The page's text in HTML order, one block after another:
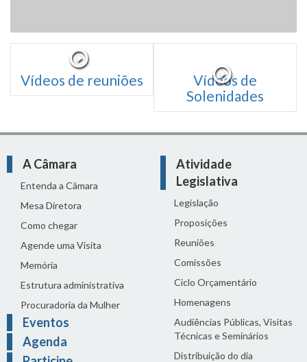
Vídeos de reuniões
Vídeos de
Solenidades
A Câmara
Entenda a Câmara
Mesa Diretora
Como chegar
Agende uma Visita
Memória
Estrutura administrativa
Procuradoria da Mulher
Eventos
Agenda
Atividade
Legislativa
Legislação
Proposições
Reuniões
Comissões
Ciclo Orçamentário
Homenagens
Audiências Públicas, Visitas
Técnicas e Seminários
Distribuição do dia